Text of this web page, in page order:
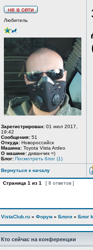
Любитель
Зарегистрирован: 01 июл 2017,
19:42
Сообщения: 51
Откуда: Новороссийск
Машина: Toyota Vista Ardeo
О машине: диванчик =)
Блог: Посмотреть блог (1)
Вернуться к началу
Страница 1 из 1 [ 8 ответов ]
VistaClub.ru » Форум » Блоги » Блог
Кто сейчас на конференции